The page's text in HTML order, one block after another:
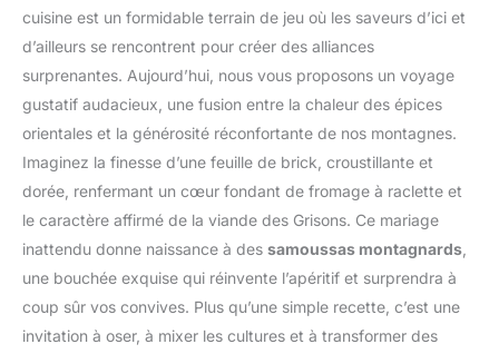
cuisine est un formidable terrain de jeu où les saveurs d’ici et
d’ailleurs se rencontrent pour créer des alliances
surprenantes. Aujourd’hui, nous vous proposons un voyage
gustatif audacieux, une fusion entre la chaleur des épices
orientales et la générosité réconfortante de nos montagnes.
Imaginez la finesse d’une feuille de brick, croustillante et
dorée, renfermant un cœur fondant de fromage à raclette et
le caractère affirmé de la viande des Grisons. Ce mariage
inattendu donne naissance à des samoussas montagnards
une bouchée exquise qui réinvente l’apéritif et surprendra à
coup sûr vos convives. Plus qu’une simple recette, c’est une
invitation à oser, à mixer les cultures et à transformer des